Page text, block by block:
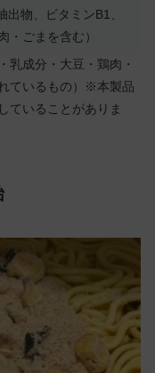
物、ビタミンB1、
・ごまを含む）
乳成分・大豆・鶏肉・
ているもの）※本製品
ていることがありま